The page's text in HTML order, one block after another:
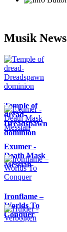
Musik News
Temple of
dread-
Dreadspawn
dominion
Exumer -
Death Mask
Messiah
Ironflame –
Worlds To
Conquer